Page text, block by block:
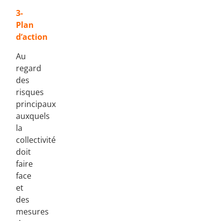
3-
Plan
d’action
Au
regard
des
risques
principaux
auxquels
la
collectivité
doit
faire
face
et
des
mesures